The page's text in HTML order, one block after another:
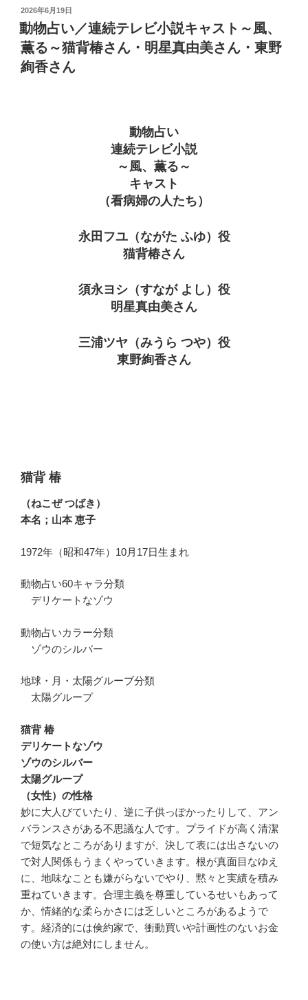
投
稿
日:
2026年6月19日
動物占い／連続テレビ小説キャスト～風、
薫る～猫背椿さん・明星真由美さん・東野
絢香さん
動物占い
連続テレビ小説
～風、薫る～
キャスト
（看病婦の人たち）
永田フユ（ながた ふゆ）役
猫背椿さん
須永ヨシ（すなが よし）役
明星真由美さん
三浦ツヤ（みうら つや）役
東野絢香さん
猫背 椿
（ねこぜ つばき）
本名；山本 恵子
1972年（昭和47年）10月17日生まれ
動物占い60キャラ分類
デリケートなゾウ
動物占いカラー分類
ゾウのシルバー
地球・月・太陽グルーブ分類
太陽グループ
猫背 椿
デリケートなゾウ
ゾウのシルバー
太陽グループ
（女性）の性格
妙に大人びていたり、逆に子供っぽかったりして、アン
バランスさがある不思議な人です。プライドが高く清潔
で短気なところがありますが、決して表には出さないの
で対人関係もうまくやっていきます。根が真面目なゆえ
に、地味なことも嫌がらないでやり、黙々と実績を積み
重ねていきます。合理主義を尊重しているせいもあって
か、情緒的な柔らかさには乏しいところがあるようで
す。経済的には倹約家で、衝動買いや計画性のないお金
の使い方は絶対にしません。